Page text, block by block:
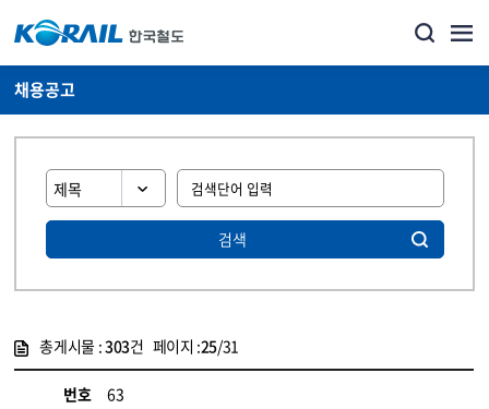
채용공고
검색
총게시물 :303건 페이지 :25/31
번호
63